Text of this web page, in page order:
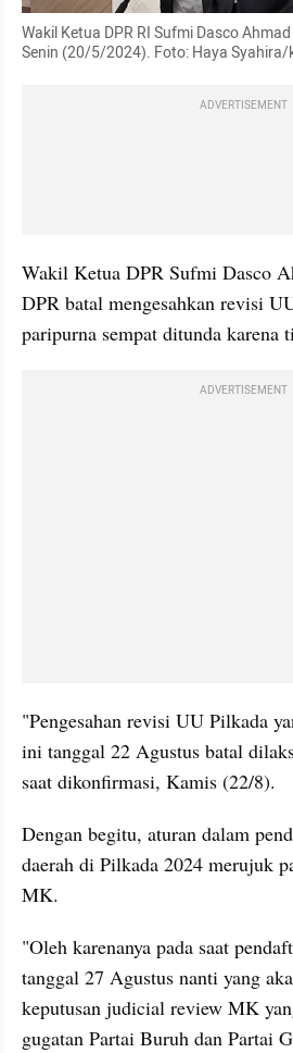
Wakil Ketua DPR RI Sufmi Dasco
Senin (20/5/2024). Foto: Haya
ADVERTISEMENT
Wakil Ketua DPR Sufmi Dasco
DPR batal mengesahkan revisi
paripurna sempat ditunda karena
ADVERTISEMENT
"Pengesahan revisi UU Pilkada
ini tanggal 22 Agustus batal
saat dikonfirmasi, Kamis (22/8).
Dengan begitu, aturan dalam
daerah di Pilkada 2024 merujuk
MK.
"Oleh karenanya pada saat
tanggal 27 Agustus nanti yang
keputusan judicial review MK
gugatan Partai Buruh dan Partai